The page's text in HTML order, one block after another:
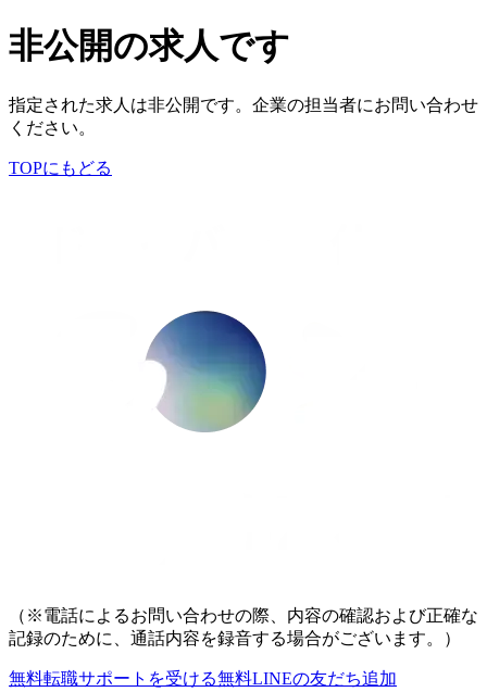
非公開の求人です
指定された求人は非公開です。企業の担当者にお問い合わせ
ください。
TOPにもどる
（※電話によるお問い合わせの際、内容の確認および正確な
記録のために、通話内容を録音する場合がございます。）
無料転職サポートを受ける無料LINEの友だち追加